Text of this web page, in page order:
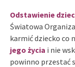
Odstawienie
Światowa
karmić dziecko co
jego życia i nie
powinno przestać